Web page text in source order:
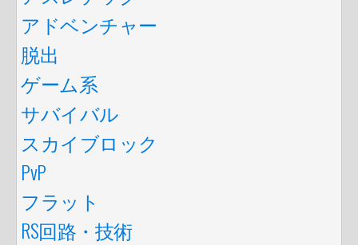
アドベンチャー
脱出
ゲーム系
サバイバル
スカイブロック
PvP
フラット
RS回路・技術